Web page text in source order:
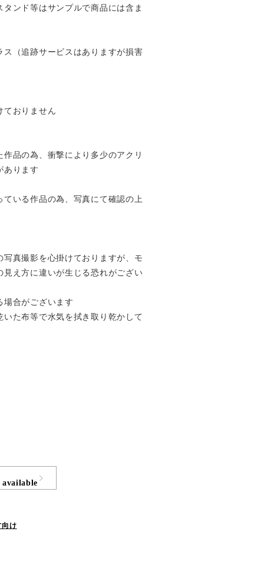
ンド等はサンプルで商品には含ま
ス（追跡サービスはありますが損害
ておりません
品の為、衝撃により多少のアクリ
あります
ている作品の為、写真にて確認の上
真撮影を心掛けておりますが、モ
見え方に違いが生じる恐れがござい
場合がございます
た布等で水気を拭き取り乾かして
向け